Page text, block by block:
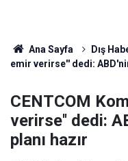
Ana Sayfa Dış
emir verirse'' dedi:
CENTCOM
verirse'' dedi:
planı hazır